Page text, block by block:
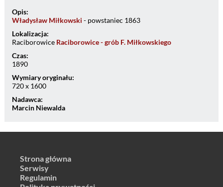
Opis:
Władysław Miłkowski - powstaniec 1863
Lokalizacja:
Raciborowice Raciborowice - grób F. Miłkowskiego
Czas:
1890
Wymiary oryginału:
720 x 1600
Nadawca:
Marcin Niewalda
Strona główna
Serwisy
Regulamin